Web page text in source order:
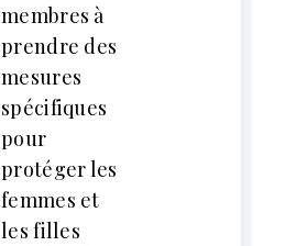
membres à
prendre des
mesures
spécifiques
pour
protéger les
femmes et
les filles